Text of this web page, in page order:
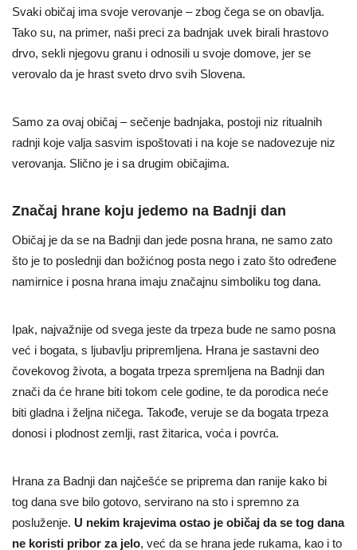
Svaki običaj ima svoje verovanje – zbog čega se on obavlja.
Tako su, na primer, naši preci za badnjak uvek birali hrastovo
drvo, sekli njegovu granu i odnosili u svoje domove, jer se
verovalo da je hrast sveto drvo svih Slovena.
Samo za ovaj običaj – sečenje badnjaka, postoji niz ritualnih
radnji koje valja sasvim ispoštovati i na koje se nadovezuje niz
verovanja. Slično je i sa drugim običajima.
Značaj hrane koju jedemo na Badnji dan
Običaj je da se na Badnji dan jede posna hrana, ne samo zato
što je to poslednji dan božićnog posta nego i zato što određene
namirnice i posna hrana imaju značajnu simboliku tog dana.
Ipak, najvažnije od svega jeste da trpeza bude ne samo posna
već i bogata, s ljubavlju pripremljena. Hrana je sastavni deo
čovekovog života, a bogata trpeza spremljena na Badnji dan
znači da će hrane biti tokom cele godine, te da porodica neće
biti gladna i željna ničega. Takođe, veruje se da bogata trpeza
donosi i plodnost zemlji, rast žitarica, voća i povrća.
Hrana za Badnji dan najčešće se priprema dan ranije kako bi
tog dana sve bilo gotovo, servirano na sto i spremno za
posluženje. U nekim krajevima ostao je običaj da se tog dana
ne koristi pribor za jelo, već da se hrana jede rukama, kao i to